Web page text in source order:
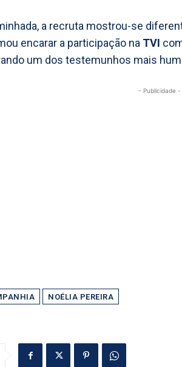
a recruta mostrou-se
encarar a participação na TVI
um dos testemunhos mais
- Publicidade -
NOÉLIA PEREIRA